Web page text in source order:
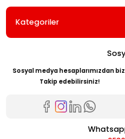
Kategoriler
Sosyal medya hesaplarımızdan
Takip edebilirsiniz!